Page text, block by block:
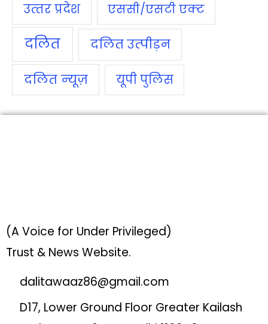
उत्‍तर प्रदेश एससी/एसटी एक्‍ट
दलित दलित उत्‍पीड़न
दलित न्‍यूज़ यूपी पुलिस
(A Voice for Under Privileged)
Trust & News Website.
dalitawaaz86@gmail.com
D17, Lower Ground Floor Greater Kailash